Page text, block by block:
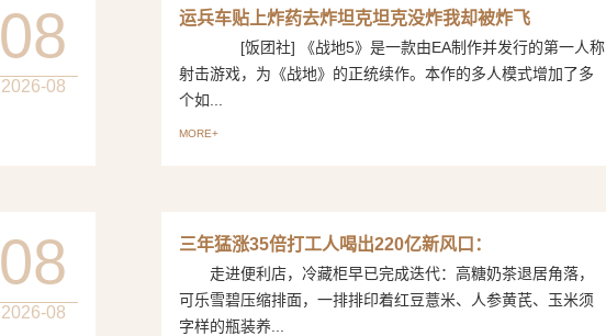
08
2026-08
运兵车贴上炸药去炸坦克坦克没炸我却被炸飞
[饭团社] 《战地5》是一款由EA制作并发行的第一人称
射击游戏，为《战地》的正统续作。本作的多人模式增加了多
个如...
MORE+
08
2026-08
三年猛涨35倍打工人喝出220亿新风口：
走进便利店，冷藏柜早已完成迭代：高糖奶茶退居角落，
可乐雪碧压缩排面，一排排印着红豆薏米、人参黄芪、玉米须
字样的瓶装养...